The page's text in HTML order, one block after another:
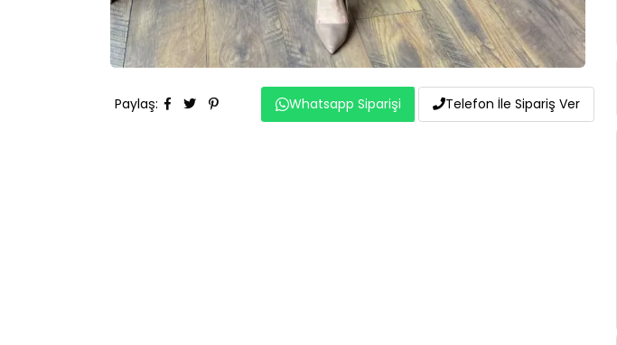
Paylaş: Whatsapp Siparişi Telefon İle Sipariş Ver